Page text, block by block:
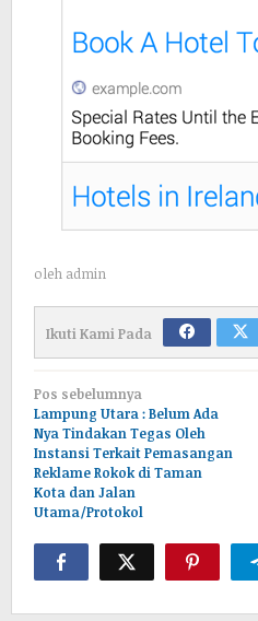
oleh admin
Ikuti Kami Pada
Navigasi
pos
Pos sebelumnya
Lampung Utara : Belum Ada
Nya Tindakan Tegas Oleh
Instansi Terkait Pemasangan
Reklame Rokok di Taman
Kota dan Jalan
Utama/Protokol